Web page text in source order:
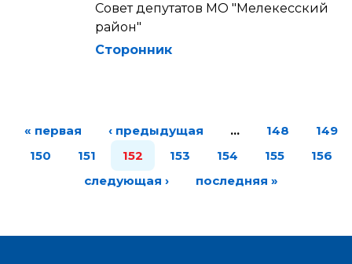
Совет депутатов МО "Мелекесский
район"
Сторонник
« первая ‹ предыдущая … 148
149
150
151 152 153 154 155
156
следующая ›
последняя »